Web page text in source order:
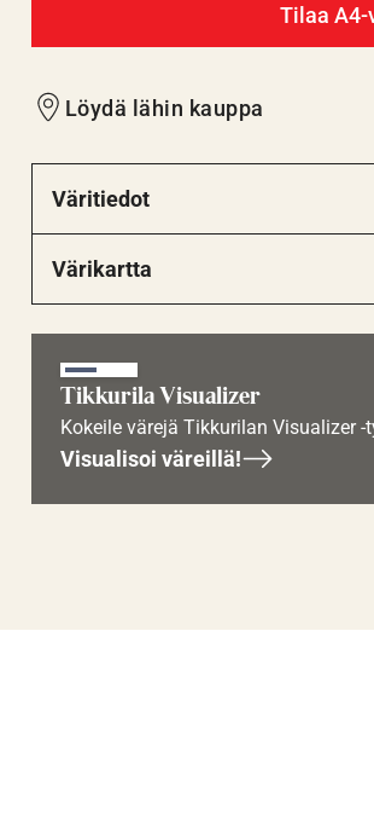
Tilaa
Löydä lähin kauppa
Väritiedot
Värikartta
Tikkurila Visualizer
Kokeile värejä Tikkurilan Visualizer -
Visualisoi väreillä!